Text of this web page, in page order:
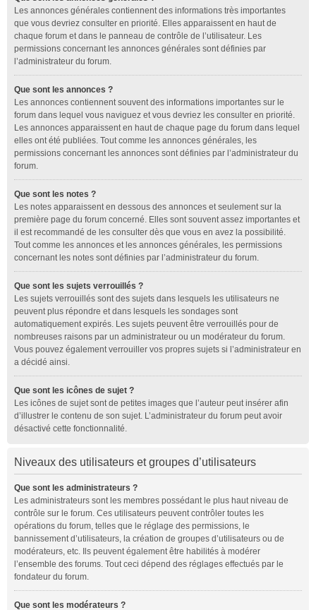
Les annonces générales contiennent des informations très importantes
que vous devriez consulter en priorité. Elles apparaissent en haut de
chaque forum et dans le panneau de contrôle de l’utilisateur. Les
permissions concernant les annonces générales sont définies par
l’administrateur du forum.
Que sont les annonces ?
Les annonces contiennent souvent des informations importantes sur le
forum dans lequel vous naviguez et vous devriez les consulter en priorité.
Les annonces apparaissent en haut de chaque page du forum dans lequel
elles ont été publiées. Tout comme les annonces générales, les
permissions concernant les annonces sont définies par l’administrateur du
forum.
Que sont les notes ?
Les notes apparaissent en dessous des annonces et seulement sur la
première page du forum concerné. Elles sont souvent assez importantes et
il est recommandé de les consulter dès que vous en avez la possibilité.
Tout comme les annonces et les annonces générales, les permissions
concernant les notes sont définies par l’administrateur du forum.
Que sont les sujets verrouillés ?
Les sujets verrouillés sont des sujets dans lesquels les utilisateurs ne
peuvent plus répondre et dans lesquels les sondages sont
automatiquement expirés. Les sujets peuvent être verrouillés pour de
nombreuses raisons par un administrateur ou un modérateur du forum.
Vous pouvez également verrouiller vos propres sujets si l’administrateur en
a décidé ainsi.
Que sont les icônes de sujet ?
Les icônes de sujet sont de petites images que l’auteur peut insérer afin
d’illustrer le contenu de son sujet. L’administrateur du forum peut avoir
désactivé cette fonctionnalité.
Niveaux des utilisateurs et groupes d’utilisateurs
Que sont les administrateurs ?
Les administrateurs sont les membres possédant le plus haut niveau de
contrôle sur le forum. Ces utilisateurs peuvent contrôler toutes les
opérations du forum, telles que le réglage des permissions, le
bannissement d’utilisateurs, la création de groupes d’utilisateurs ou de
modérateurs, etc. Ils peuvent également être habilités à modérer
l’ensemble des forums. Tout ceci dépend des réglages effectués par le
fondateur du forum.
Que sont les modérateurs ?